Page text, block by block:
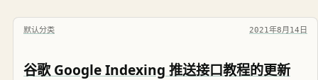
默认分类 2021年8月14日
谷歌 Google Indexing 推送接口教程的更新